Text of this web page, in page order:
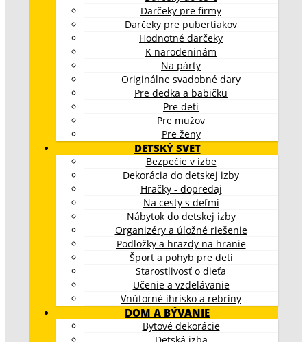
Darčeky pre firmy
Darčeky pre pubertiakov
Hodnotné darčeky
K narodeninám
Na párty
Originálne svadobné dary
Pre dedka a babičku
Pre deti
Pre mužov
Pre ženy
DETSKÝ SVET
Bezpečie v izbe
Dekorácia do detskej izby
Hračky - dopredaj
Na cesty s deťmi
Nábytok do detskej izby
Organizéry a úložné riešenie
Podložky a hrazdy na hranie
Šport a pohyb pre deti
Starostlivosť o dieťa
Učenie a vzdelávanie
Vnútorné ihrisko a rebriny
DOM A BÝVANIE
Bytové dekorácie
Detská izba